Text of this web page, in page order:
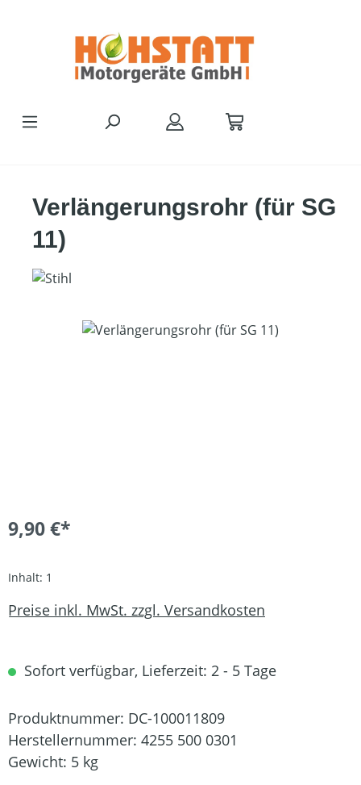
Verlängerungsrohr (für SG
11)
Bildergalerie überspringen
9,90 €*
Inhalt: 1
Preise inkl. MwSt. zzgl. Versandkosten
Sofort verfügbar, Lieferzeit: 2 - 5 Tage
Produktnummer: DC-100011809
Herstellernummer: 4255 500 0301
Gewicht: 5 kg